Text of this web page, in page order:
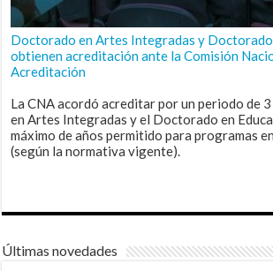
Doctorado en Artes Integradas y Doctorado
obtienen acreditación ante la Comisión
Acreditación
La CNA acordó acreditar por un periodo de
en Artes Integradas y el Doctorado en
máximo de años permitido para programas
(según la normativa vigente).
Últimas novedades